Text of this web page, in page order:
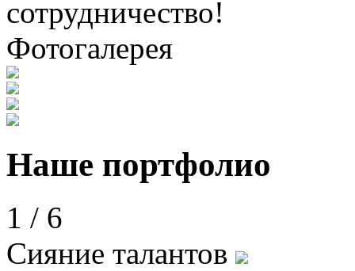
сотрудничество!
Фотогалерея
Наше портфолио
1 / 6
Сияние талантов